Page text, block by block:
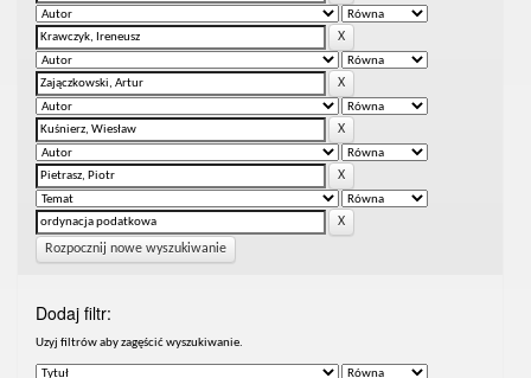
Rozpocznij nowe wyszukiwanie
Dodaj filtr:
Uzyj filtrów aby zagęścić wyszukiwanie.